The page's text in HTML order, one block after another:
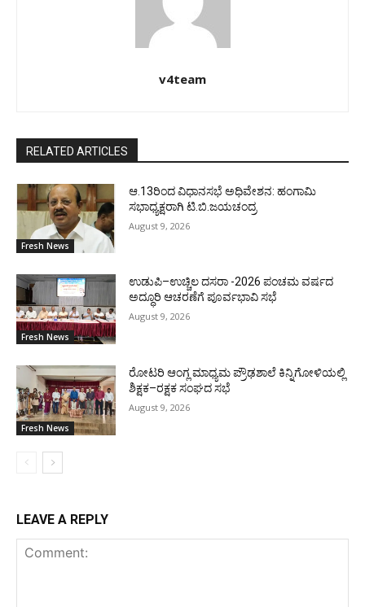
v4team
RELATED ARTICLES
Fresh News
ಆ.13ರಿಂದ ವಿಧಾನಸಭೆ ಅಧಿವೇಶನ: ಹಂಗಾಮಿ
ಸಭಾಧ್ಯಕ್ಷರಾಗಿ ಟಿ.ಬಿ.ಜಯಚಂದ್ರ
August 9, 2026
Fresh News
ಉಡುಪಿ–ಉಚ್ಚಿಲ ದಸರಾ -2026 ಪಂಚಮ ವರ್ಷದ
ಅದ್ಧೂರಿ ಆಚರಣೆಗೆ ಪೂರ್ವಭಾವಿ ಸಭೆ
August 9, 2026
Fresh News
ರೋಟರಿ ಆಂಗ್ಲ ಮಾಧ್ಯಮ ಪ್ರೌಢಶಾಲೆ ಕಿನ್ನಿಗೋಳಿಯಲ್ಲಿ
ಶಿಕ್ಷಕ–ರಕ್ಷಕ ಸಂಘದ ಸಭೆ
August 9, 2026
LEAVE A REPLY